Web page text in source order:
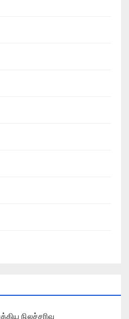
நிலச்சரிவு